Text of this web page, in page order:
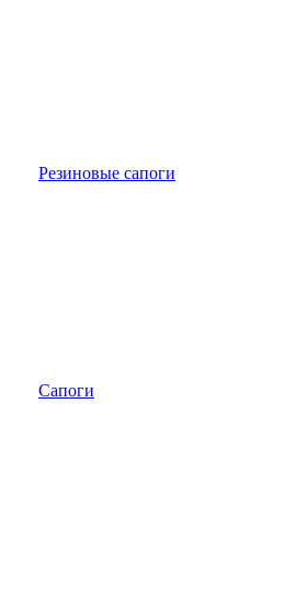
Резиновые сапоги
Сапоги